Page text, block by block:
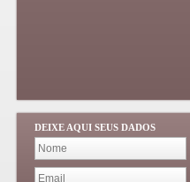
DEIXE AQUI SEUS DADOS